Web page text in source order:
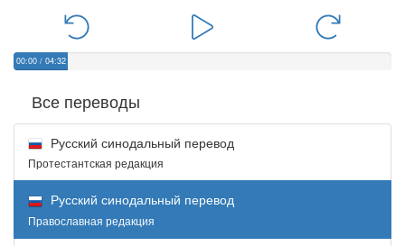
00:00 / 04:32
Все переводы
Русский синодальный перевод
Протестантская редакция
Русский синодальный перевод
Православная редакция